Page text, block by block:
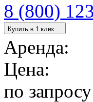
8 (800)
Купить в 1 клик
Аренда:
Цена:
по запросу